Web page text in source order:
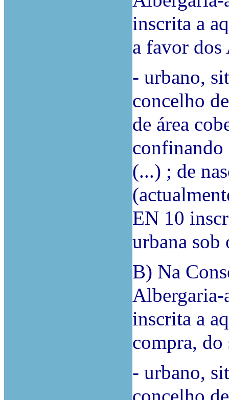
inscrita a
a favor
- urbano,
concelho
de área
confinando
(...) ; de
EN 10
urbana sob
B) Na
Albergaria-
inscrita a
compra,
- urbano,